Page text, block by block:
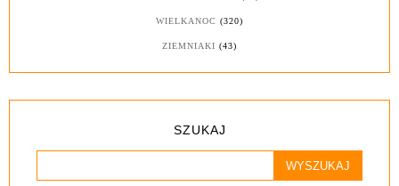
WIELKANOC (320)
ZIEMNIAKI (43)
SZUKAJ